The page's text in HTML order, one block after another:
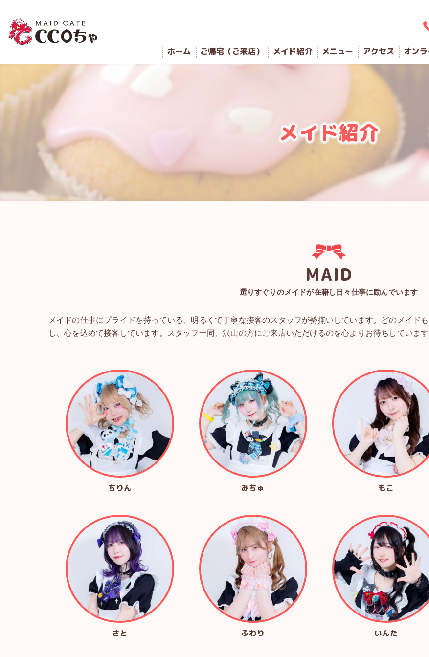
ホーム ご帰宅（ご来店） メイド紹介 メニュー アクセス オン
メイド紹介
MAID
選りすぐりのメイドが在籍し日々仕事に励んでいます
メイドの仕事にプライドを持っている、明るくて丁寧な接客のスタッフが勢揃いしています。どのメイド
し、心を込めて接客しています。スタッフ一同、沢山の方にご来店いただけるのを心よりお待ちしています
ちりん みちゅ もこ
さと ふわり いんた